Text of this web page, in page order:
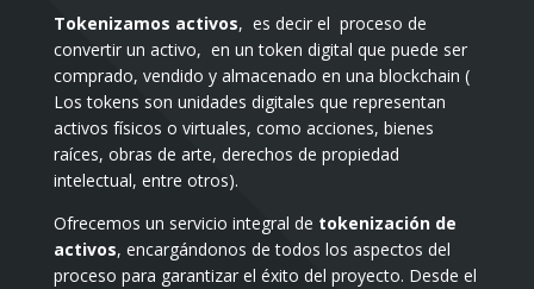
Tokenizamos activos, es decir el proceso de
convertir un activo, en un token digital que puede ser
comprado, vendido y almacenado en una blockchain (
Los tokens son unidades digitales que representan
activos físicos o virtuales, como acciones, bienes
raíces, obras de arte, derechos de propiedad
intelectual, entre otros).
Ofrecemos un servicio integral de tokenización de
activos, encargándonos de todos los aspectos del
proceso para garantizar el éxito del proyecto. Desde el